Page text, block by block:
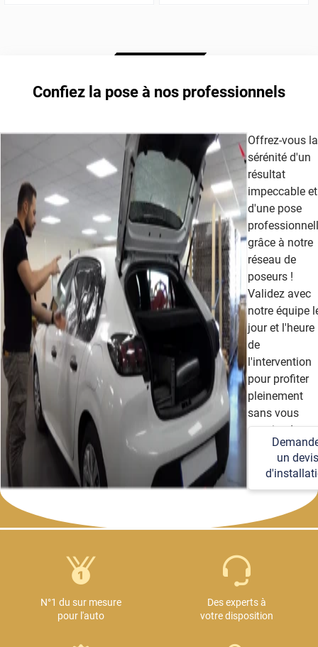
Confiez la pose à nos professionnels
Offrez-vous la
sérénité d'un
résultat
impeccable et
d'une pose
grâce à notre
réseau de
poseurs !
Validez avec
notre équipe
jour et l'heure
de
l'intervention
pour profiter
pleinement
sans vous
soucier des
détails
techniques et
logistiques.
un devis
N°1 du sur mesure
pour l'auto
Des experts à
votre disposition